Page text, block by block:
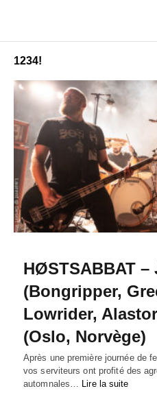
1234!
HØSTSABBAT –
(Bongripper,
Lowrider,
(Oslo, Norvège)
Après une première journée de
vos serviteurs ont profité des
automnales… Lire la suite